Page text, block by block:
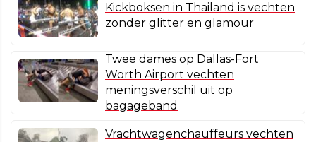
Kickboksen in Thailand is vechten
zonder glitter en glamour
Twee dames op Dallas-Fort
Worth Airport vechten
meningsverschil uit op
bagageband
Vrachtwagenchauffeurs vechten